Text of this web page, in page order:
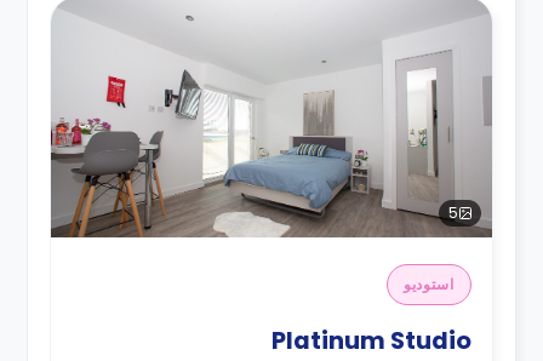
5
استوديو
Platinum Studio